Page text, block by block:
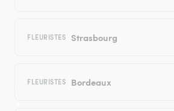
FLEURISTES Strasbourg
FLEURISTES Bordeaux